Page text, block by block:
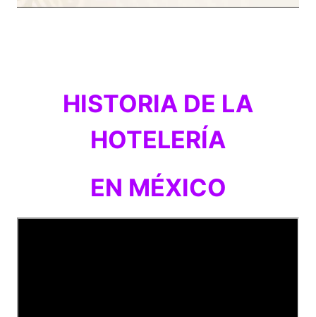
HISTORIA DE LA
HOTELERÍA
EN MÉXICO